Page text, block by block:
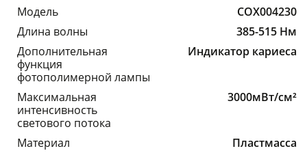
Модель
COX004230
Длина волны
385-515 Нм
Дополнительная
функция
фотополимерной лампы
Индикатор кариеса
Максимальная
интенсивность
светового потока
3000мВт/см²
Материал
Пластмасса